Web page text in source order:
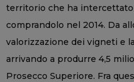
territorio che ha
comprandolo nel 2014. Da
valorizzazione dei vigneti e
arrivando a produrre 4,5
Prosecco Superiore. Fra